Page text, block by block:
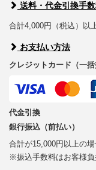
送料・代金引換手
合計4,000円（税込）以
お支払い方法
クレジットカード（一括
代金引換
銀行振込（前払い）
合計が15,000円以上の
※振込手数料はお客様負